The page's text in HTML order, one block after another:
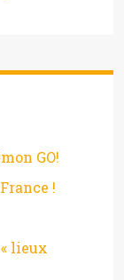
GO!
!
lieux